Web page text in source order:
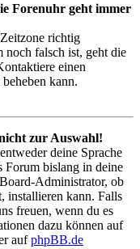
Forenuhr geht immer
richtig
noch falsch ist, geht die
einen
kann.
zur Auswahl!
deine Sprache
Forum bislang in deine
Administrator, ob
installieren kann. Falls
freuen, wenn du es
dazu können auf
aufphpBB.de